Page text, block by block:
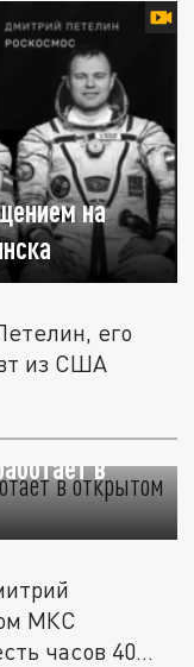
на
его
из США
в
МКС
часов 40